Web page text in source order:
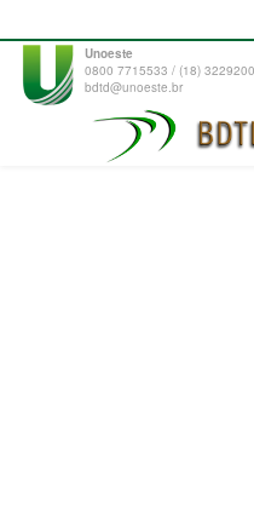
Unoeste
0800 7715533 / (18)
bdtd@unoeste.br